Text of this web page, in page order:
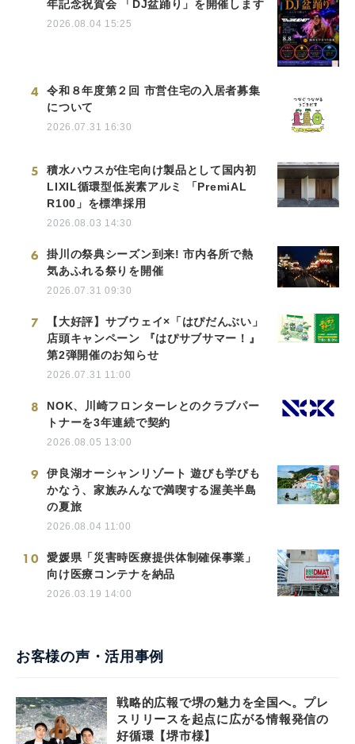
年記念祝賀会 「DJ盆踊り」を開催します
2026.08.04 15:25
4
令和８年度第２回 市営住宅の入居者募集
について
2026.07.31 16:30
5
積水ハウスが住宅向け製品として国内初
LIXIL循環型低炭素アルミ 「PremiAL
R100」を標準採用
2026.08.03 14:30
6
掛川の祭典シーズン到来! 市内各所で熱
気あふれる祭りを開催
2026.07.31 09:30
7
【大好評】サブウェイ×「はぴだんぶい」
店頭キャンペーン 『はぴサブサマー！』
第2弾開催のお知らせ
2026.07.31 11:00
8
NOK、川崎フロンターレとのクラブパー
トナーを3年連続で契約
2026.08.05 13:00
9
伊良湖オーシャンリゾート 遊びも学びも
かなう、家族みんなで満喫する渥美半島
の夏旅
2026.08.04 11:00
10
愛媛県「災害時医療提供体制確保事業」
向け医療コンテナを納品
2026.03.19 14:00
お客様の声・活用事例
戦略的広報で堺の魅力を全国へ。プレ
スリリースを起点に広がる情報発信の
好循環【堺市様】